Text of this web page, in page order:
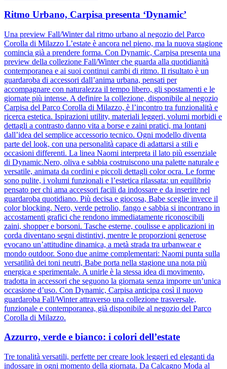
Ritmo Urbano, Carpisa presenta ‘Dynamic’
Una preview Fall/Winter dal ritmo urbano al negozio del Parco
Corolla di Milazzo L’estate è ancora nel pieno, ma la nuova stagione
comincia già a prendere forma. Con Dynamic, Carpisa presenta una
preview della collezione Fall/Winter che guarda alla quotidianità
contemporanea e ai suoi continui cambi di ritmo. Il risultato è un
guardaroba di accessori dall’anima urbana, pensati per
accompagnare con naturalezza il tempo libero, gli spostamenti e le
giornate più intense. A definire la collezione, disponibile al negozio
Carpisa del Parco Corolla di Milazzo, è l’incontro tra funzionalità e
ricerca estetica. Ispirazioni utility, materiali leggeri, volumi morbidi e
dettagli a contrasto danno vita a borse e zaini pratici, ma lontani
dall’idea del semplice accessorio tecnico. Ogni modello diventa
parte del look, con una personalità capace di adattarsi a stili e
occasioni differenti. La linea Naomi interpreta il lato più essenziale
di Dynamic.Nero, oliva e sabbia costruiscono una palette naturale e
versatile, animata da cordini e piccoli dettagli color ocra. Le forme
sono pulite, i volumi funzionali e l’estetica rilassata: un equilibrio
pensato per chi ama accessori facili da indossare e da inserire nel
guardaroba quotidiano. Più decisa e giocosa, Babe sceglie invece il
color blocking. Nero, verde petrolio, fango e sabbia si incontrano in
accostamenti grafici che rendono immediatamente riconoscibili
zaini, shopper e borsoni. Tasche esterne, coulisse e applicazioni in
corda diventano segni distintivi, mentre le proporzioni generose
evocano un’attitudine dinamica, a metà strada tra urbanwear e
mondo outdoor. Sono due anime complementari: Naomi punta sulla
versatilità dei toni neutri, Babe porta nella stagione una nota più
energica e sperimentale. A unirle è la stessa idea di movimento,
tradotta in accessori che seguono la giornata senza imporre un’unica
occasione d’uso. Con Dynamic, Carpisa anticipa così il nuovo
guardaroba Fall/Winter attraverso una collezione trasversale,
funzionale e contemporanea, già disponibile al negozio del Parco
Corolla di Milazzo.
Azzurro, verde e bianco: i colori dell’estate
Tre tonalità versatili, perfette per creare look leggeri ed eleganti da
indossare in ogni momento della giornata. Da Calcagno Moda al